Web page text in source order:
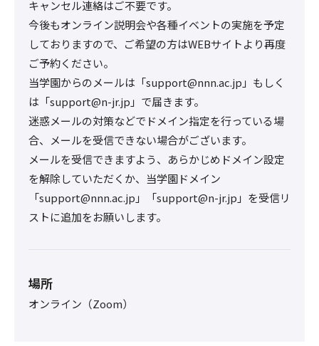
キャンセル連絡はご不要です。
今後もオンライン説明会や各種イベントの実施を予定
しておりますので、ご希望の方はWEBサイトより再度
ご予約ください。
当学園からのメールは「support@nnn.ac.jp」もしく
は「support@n-jr.jp」で届きます。
迷惑メールの対策などでドメイン指定を行っている場
合、メールを受信できない場合がございます。
メールを受信できますよう、あらかじめドメイン設定
を解除していただくか、当学園ドメイン
「support@nnn.ac.jp」「support@n-jr.jp」を受信リ
ストに追加をお願いします。
場所
オンライン（Zoom）